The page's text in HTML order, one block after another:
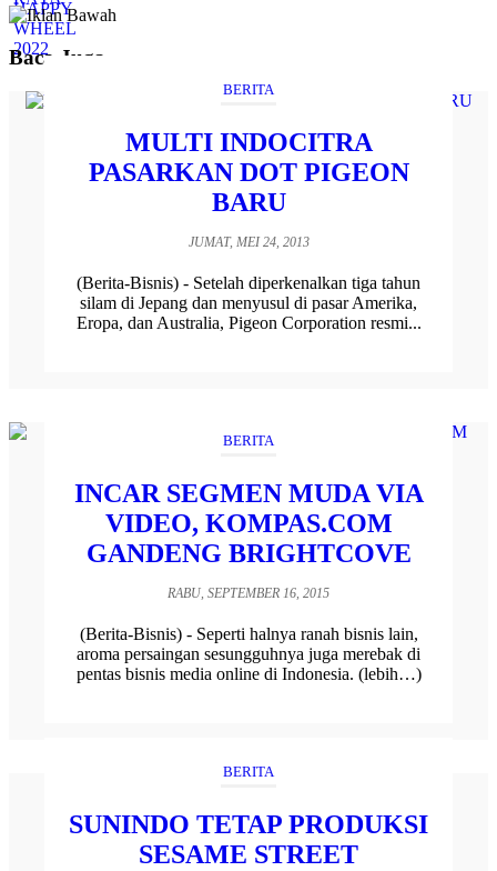
Baca Juga
BERITA
MULTI INDOCITRA
PASARKAN DOT PIGEON
BARU
JUMAT, MEI 24, 2013
(Berita-Bisnis) - Setelah diperkenalkan tiga tahun
silam di Jepang dan menyusul di pasar Amerika,
Eropa, dan Australia, Pigeon Corporation resmi...
BERITA
INCAR SEGMEN MUDA VIA
VIDEO, KOMPAS.COM
GANDENG BRIGHTCOVE
RABU, SEPTEMBER 16, 2015
(Berita-Bisnis) - Seperti halnya ranah bisnis lain,
aroma persaingan sesungguhnya juga merebak di
pentas bisnis media online di Indonesia. (lebih…)
BERITA
SUNINDO TETAP PRODUKSI
SESAME STREET